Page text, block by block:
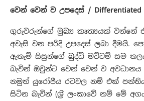
වෙන් වෙන් ව උපදෙස් / Differentiated
ගුරුවරුන්ගේ මුඛ්‍ය කෘත්‍යයක් වන්නේ
අවැසි වන පරිදි උපදෙස් ලබා දීමයි.
ඇතැම් සිසුන්ගේ බුද්ධි මට්ටම් සම
බැවින් ඔවුන්ට වෙන් වෙන් ව
නමුත් යුරෝපීය රටවල නම් එක්
සිටින බැවින් (ශ්‍රී ලංකාවේ නම් මේ